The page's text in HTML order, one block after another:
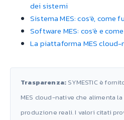
dei sistemi
Sistema MES: cos'è, come
Software MES: cos'è e
La piattaforma MES cloud-
Trasparenza: SYMESTIC è
MES cloud-native che alimenta
produzione reali. I valori citati